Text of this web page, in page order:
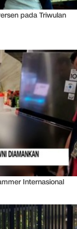
pada Triwulan
Internasional